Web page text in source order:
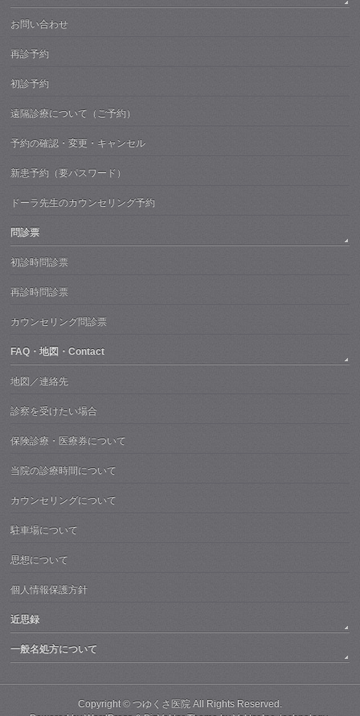
お問い合わせ
再診予約
初診予約
遠隔診療について（ご予約）
予約の確認・変更・キャンセル
新患予約（要パスワード）
ドーラ先生のカウンセリング予約
問診票
初診時問診票
再診時問診票
カウンセリング問診票
FAQ・地図・Contact
地図／連絡先
診察を受けたい場合
保険診療・医療券について
当院の診療時間について
カウンセリングについて
駐車場について
思想について
個人情報保護方針
近思録
一般名処方について
Copyright © つゆくさ医院All Rights Reserved.